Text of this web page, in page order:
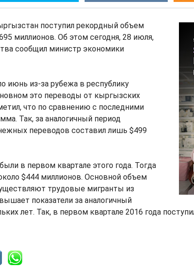
поступил рекордный объем
миллионов. Об этом сегодня, 28 июля,
сообщил министр экономики
июнь из-за рубежа в республику
это переводы от кыргызских
что по сравнению с последними
Так, за аналогичный период
переводов составил лишь $499
в первом квартале этого года. Тогда
$444 миллионов. Основной объем
трудовые мигранты из
показатели за аналогичный
лет. Так, в первом квартале 2016 года